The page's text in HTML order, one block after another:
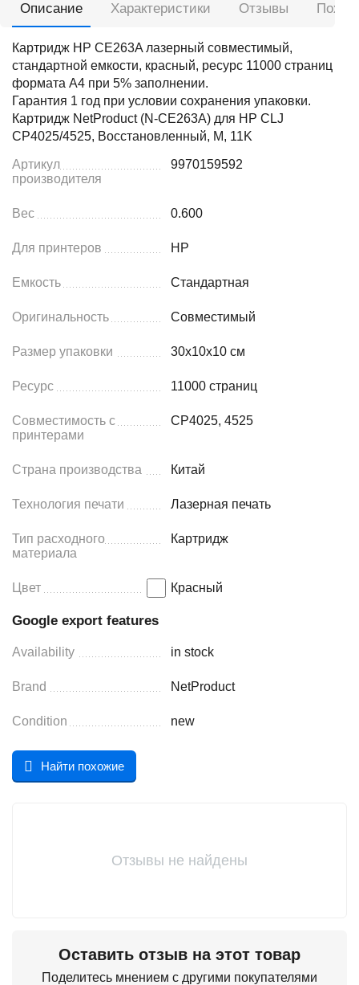
Описание Характеристики Отзывы
Картридж HP CE263A лазерный совместимый,
стандартной емкости, красный, ресурс 11000 страниц
формата А4 при 5% заполнении.
Гарантия 1 год при условии сохранения упаковки.
Картридж NetProduct (N-CE263A) для HP CLJ
CP4025/4525, Восстановленный, M, 11K
Артикул
производителя
9970159592
Вес 0.600
Для принтеров HP
Емкость Стандартная
Оригинальность Совместимый
Размер упаковки 30x10x10 см
Ресурс 11000 страниц
Совместимость с
принтерами
CP4025, 4525
Страна производства Китай
Технология печати Лазерная печать
Тип расходного
материала
Картридж
Цвет Красный
Google export features
Availability in stock
Brand NetProduct
Condition new
Найти похожие
Отзывы не найдены
Оставить отзыв на этот товар
Поделитесь мнением с другими покупателями